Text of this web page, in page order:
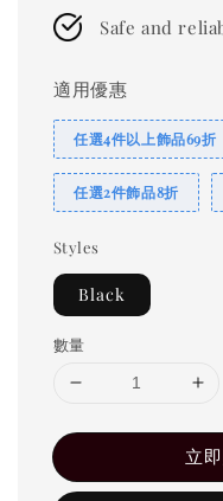
Safe and
適用優惠
任選4件以上飾品69折
任選2件飾品8折
Styles
Black
數量
立